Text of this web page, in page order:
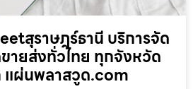
สุราษฎร์ธานี บริการจัด
ายส่งทั่วไทย ทุกจังหวัด
แผ่นพลาสวูด.com